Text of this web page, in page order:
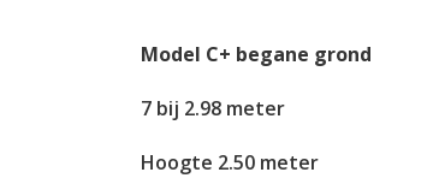
Model C+ begane grond
7 bij 2.98 meter
Hoogte 2.50 meter